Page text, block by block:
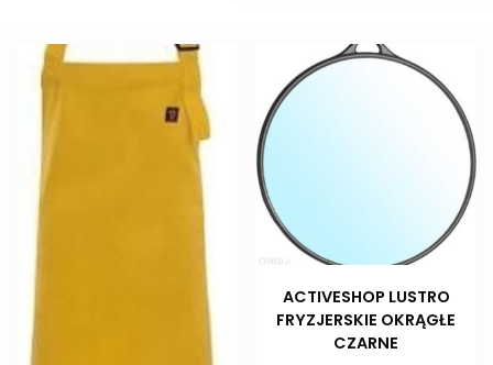
ACTIVESHOP LUSTRO
FRYZJERSKIE OKRĄGŁE
CZARNE